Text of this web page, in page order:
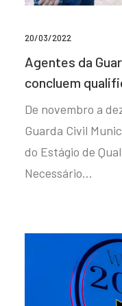
20/03/2022
Agentes da
concluem
De novembro a
Guarda Civil
do Estágio de
Necessário…